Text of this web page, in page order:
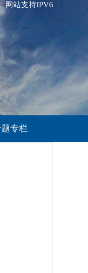
网站支持IPV6
专栏